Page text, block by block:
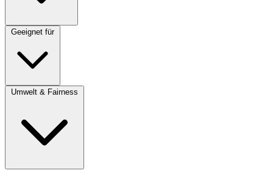
Geeignet für
Umwelt & Fairness